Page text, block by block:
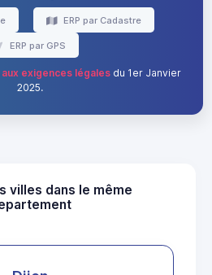
ERP par Cadastre
ERP par GPS
exigences légalesdu 1er Janvier
2025.
villes dans le même